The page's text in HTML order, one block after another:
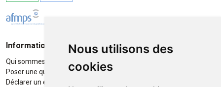
Nous utilisons des
cookies
Informations
Qui sommes-nous ?
Poser une question
Déclarer un effet indésirable
Moyens de paiement